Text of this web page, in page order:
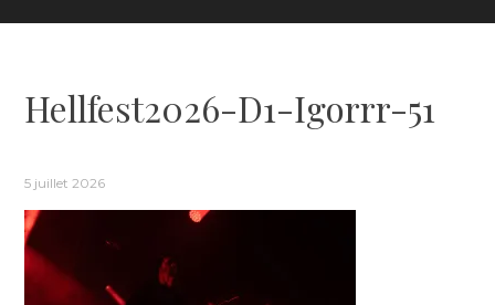
Hellfest2026-D1-Igorrr-51
5 juillet 2026